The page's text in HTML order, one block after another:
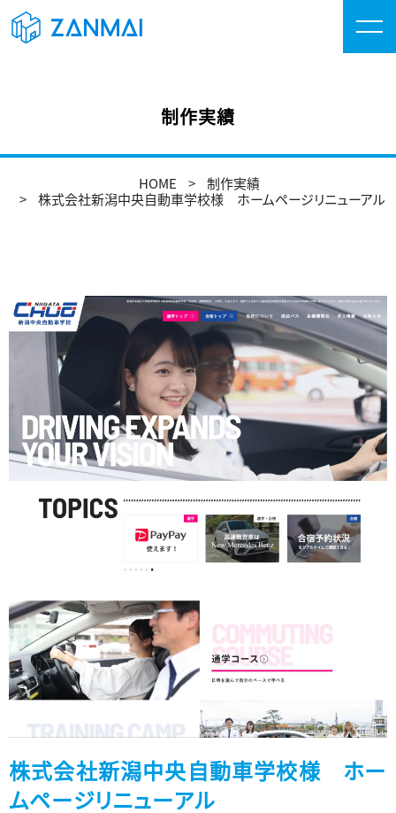
制作実績
HOME
制作実績
株式会社新潟中央自動車学校様 ホームページリニューアル
株式会社新潟中央自動車学校様 ホー
ムページリニューアル